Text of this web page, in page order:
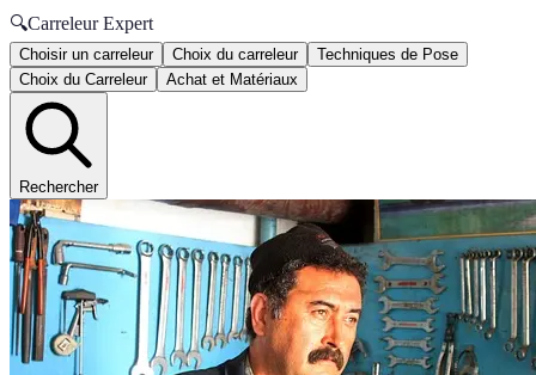
🔍Carreleur Expert
Choisir un carreleur Choix du carreleur
Techniques de Pose
Choix du Carreleur
Achat et Matériaux
Rechercher